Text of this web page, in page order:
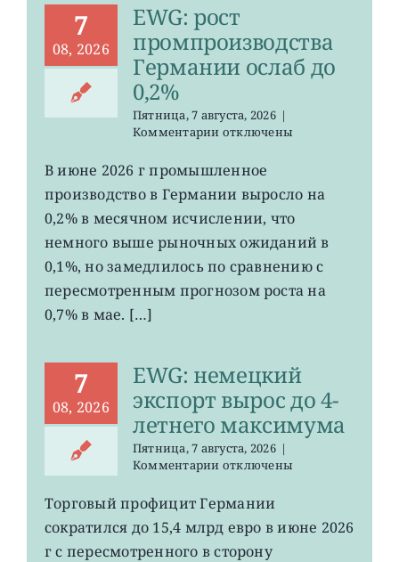
7
08, 2026
EWG: рост
промпроизводства
Германии ослаб до
0,2%
Пятница, 7 августа, 2026 |
Комментариик
EWG:
рост
промпроизводства
Германии
до
0,2%
отключены
В июне 2026 г промышленное
производство в Германии выросло на
0,2% в месячном исчислении, что
немного выше рыночных ожиданий в
0,1%, но замедлилось по сравнению с
пересмотренным прогнозом роста на
0,7% в мае. […]
7
08, 2026
EWG: немецкий
экспорт вырос до 4-
летнего максимума
Пятница, 7 августа, 2026 |
Комментариик
EWG:
немецкий
экспорт
вырос
отключены
Торговый профицит Германии
сократился до 15,4 млрд евро в июне 2026
г с пересмотренного в сторону